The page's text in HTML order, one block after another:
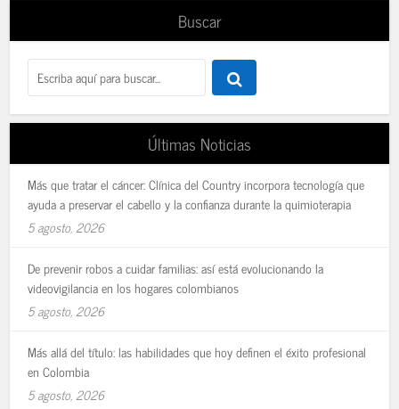
Buscar
Últimas Noticias
Más que tratar el cáncer: Clínica del Country incorpora tecnología que
ayuda a preservar el cabello y la confianza durante la quimioterapia
5 agosto, 2026
De prevenir robos a cuidar familias: así está evolucionando la
videovigilancia en los hogares colombianos
5 agosto, 2026
Más allá del título: las habilidades que hoy definen el éxito profesional
en Colombia
5 agosto, 2026